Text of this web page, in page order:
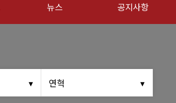
뉴스
경조사
공지사항
연혁